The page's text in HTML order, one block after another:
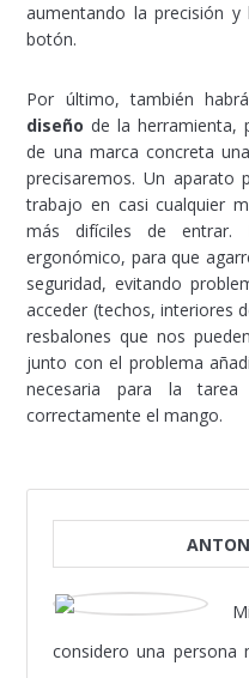
aumentando la precisión
botón.
Por último, también
diseño de la herramienta,
de una marca concreta
precisaremos. Un aparato
trabajo en casi cualquier
más difíciles de entrar.
ergonómico, para que
seguridad, evitando
acceder (techos, interiores
resbalones que nos
junto con el problema
necesaria para la
correctamente el mango.
considero una persona